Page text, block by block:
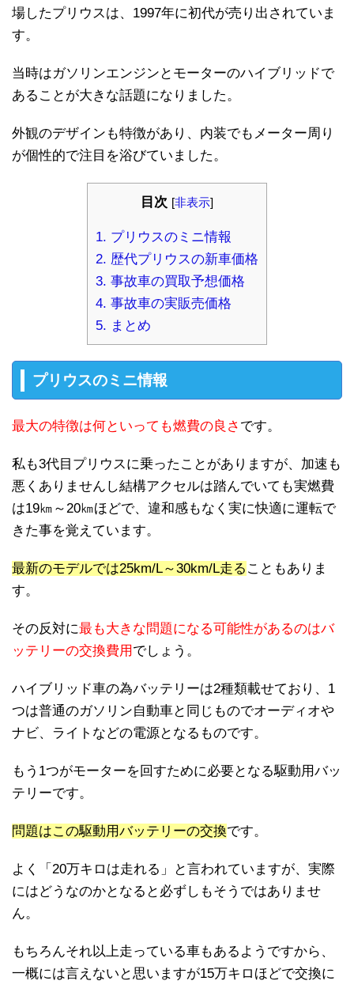
場したプリウスは、1997年に初代が売り出されていま
す。
当時はガソリンエンジンとモーターのハイブリッドで
あることが大きな話題になりました。
外観のデザインも特徴があり、内装でもメーター周り
が個性的で注目を浴びていました。
目次 [非表示]
1. プリウスのミニ情報
2. 歴代プリウスの新車価格
3. 事故車の買取予想価格
4. 事故車の実販売価格
5. まとめ
プリウスのミニ情報
最大の特徴は何といっても燃費の良さ です。
私も3代目プリウスに乗ったことがありますが、加速も
悪くありませんし結構アクセルは踏んでいても実燃費
は19㎞～20㎞ほどで、違和感もなく実に快適に運転で
きた事を覚えています。
最新のモデルでは25km/L～30km/L走る こともありま
す。
その反対に最も大きな問題になる可能性があるのはバ
ッテリーの交換費用 でしょう。
ハイブリッド車の為バッテリーは2種類載せており、1
つは普通のガソリン自動車と同じものでオーディオや
ナビ、ライトなどの電源となるものです。
もう1つがモーターを回すために必要となる駆動用バッ
テリーです。
問題はこの駆動用バッテリーの交換です。
よく「20万キロは走れる」と言われていますが、実際
にはどうなのかとなると必ずしもそうではありませ
ん。
もちろんそれ以上走っている車もあるようですから、
一概には言えないと思いますが15万キロほどで交換に